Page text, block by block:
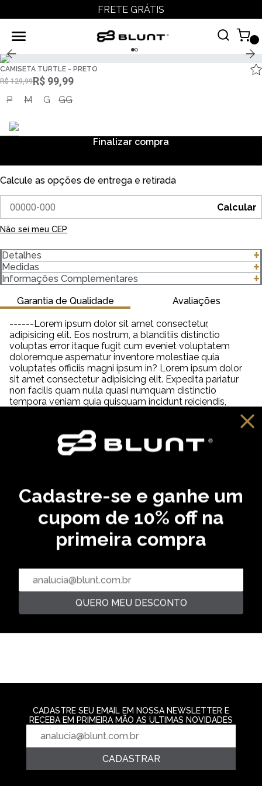
FRETE GRÁTIS
CAMISETA TURTLE - PRETO
R$ 129,99R$ 99,99
P M G GG
Finalizar compra
Calcule as opções de entrega e retirada
Calcular
Não sei meu CEP
Detalhes
A Camiseta Turtle é confeccionada em tecido 100%
algodão, proporciona o contato suave com a pele, além de
preservar a liberdade dos movimentos com muito estilo e o
melhor conforto possível.
Medidas
clique para abrir as medidas
Informações Complementares
Garantia de Qualidade
------Lorem ipsum dolor sit amet consectetur,
adipisicing elit. Eos nostrum, a blanditiis distinctio
voluptas error itaque fugit cum eveniet voluptatem
doloremque aspernatur inventore molestiae quia
voluptates officiis magni ipsum in? Lorem ipsum dolor
sit amet consectetur adipisicing elit. Expedita pariatur
non facilis quam nulla quasi numquam distinctio
tempora veniam quia quisquam incidunt reiciendis,
saepe neque unde labore illum dolor provident. Lorem
distinctio adipisci hic molestiae, amet quibusdam
cupiditate inventore fugit eveniet aliquam similique
praesentium debitis ab necessitatibus, dolorem
Avaliações
VOCÊ PODE GOSTAR
CAMISETA LETTERING -
CAMISETA HEADBANGER - BLUE
Cadastre-se e ganhe um
cupom de 10% off na
primeira compra
QUERO MEU DESCONTO
CADASTRE SEU EMAIL EM NOSSA NEWSLETTER E
RECEBA EM PRIMEIRA MÃO AS ULTIMAS NOVIDADES
CADASTRAR